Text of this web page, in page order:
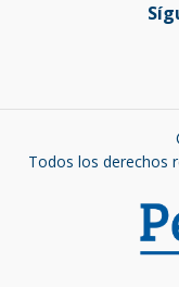
Todos los derechos